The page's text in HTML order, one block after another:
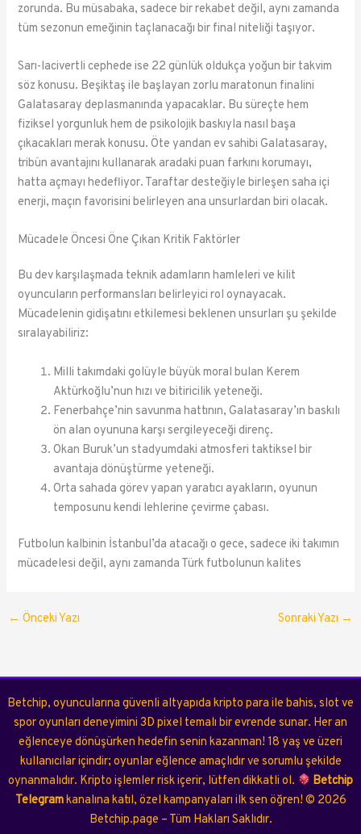
zorunda. Bu müsabaka, sadece bir rekabet değil, aynı zamanda
tüm sezonun emeğinin taçlanacağı bir final niteliği taşıyor.
Sarı-lacivertli cephede ise 22 günlük oldukça yoğun bir takvim
söz konusu. Beşiktaş ile başlayan zorlu maratonun finalini
Galatasaray deplasmanında yapacaklar. Bu süreçte hem
fiziksel yorgunluk hem de psikolojik baskıyla nasıl başa
çıkacakları merak konusu. Öte yandan ev sahibi Galatasaray,
tribün avantajını kullanarak aradaki puan farkını korumayı,
hatta açmayı hedefliyor. Taraftar desteğiyle birleşen saha içi
enerji, maçın favorisini belirleyen ana unsurlardan biri olacak.
Mücadele Öncesi Öne Çıkan Kritik Faktörler
Bu dev karşılaşmada teknik adamların hamleleri ve kilit
oyuncuların performansları belirleyici rol oynayacak.
Mücadelenin gidişatını etkilemesi beklenen unsurları şu şekilde
sıralayabiliriz:
Milli takımdaki golüyle büyük moral bulan Kerem
Aktürkoğlu’nun hızı ve bitiricilik yeteneği.
Fenerbahçe’nin savunma hattının, Galatasaray’ın baskılı
ön alan oyununa karşı sergileyeceği direnç.
Okan Buruk’un stadyumdaki atmosferi taktiksel bir
avantaja dönüştürme yeteneği.
Orta sahada görev yapan yaratıcı ayakların, oyunun
temposunu kendi lehlerine çevirme çabası.
Futbolun kalbinin İstanbul’da atacağı o gece, sadece iki takımın
mücadelesi değil, aynı zamanda Türk futbolunun kalites
← Önceki Yazı Sonraki Yazı →
Betchip, oyuncularına güvenli altyapıda kripto para ile bahis, slot ve
spor oyunları deneyimini 3D pixel temalı bir evrende sunar. Her an
eğlenceye dönüşürken hedefin senin kazanman! 18 yaş ve üzeri
kullanıcılar içindir; oyunlar eğlence amaçlıdır ve sorumlu şekilde
oynanmalıdır. Kripto işlemler risk içerir, lütfen dikkatli ol.
Betchip
Telegramkanalına katıl, özel kampanyaları ilk sen öğren! © 2026
Betchip.page – Tüm Hakları Saklıdır.